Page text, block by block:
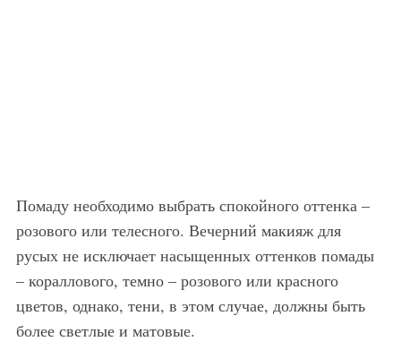
Помаду необходимо выбрать спокойного оттенка –
розового или телесного. Вечерний макияж для
русых не исключает насыщенных оттенков помады
– кораллового, темно – розового или красного
цветов, однако, тени, в этом случае, должны быть
более светлые и матовые.